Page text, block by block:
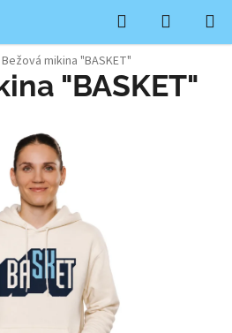
Hľadať
KOŠÍK
Bežová mikina "BASKET"
"BASKET"